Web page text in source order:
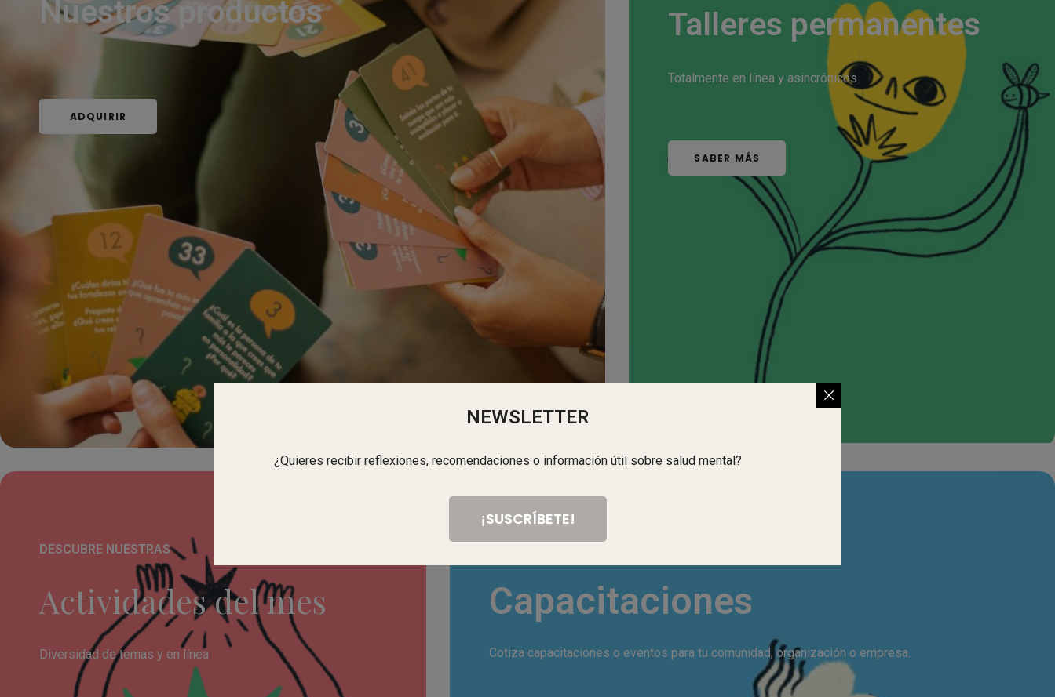
Nuestros productos
ADQUIRIR
Talleres permanentes
Totalmente en línea y asincrónicos
SABER MÁS
DESCUBRE NUESTRAS
Actividades del mes
Diversidad de temas y en línea
Capacitaciones
Cotiza capacitaciones o eventos para tu comunidad, organización o empresa.
NEWSLETTER
¿Quieres recibir reflexiones, recomendaciones o información útil sobre salud mental?
¡SUSCRÍBETE!